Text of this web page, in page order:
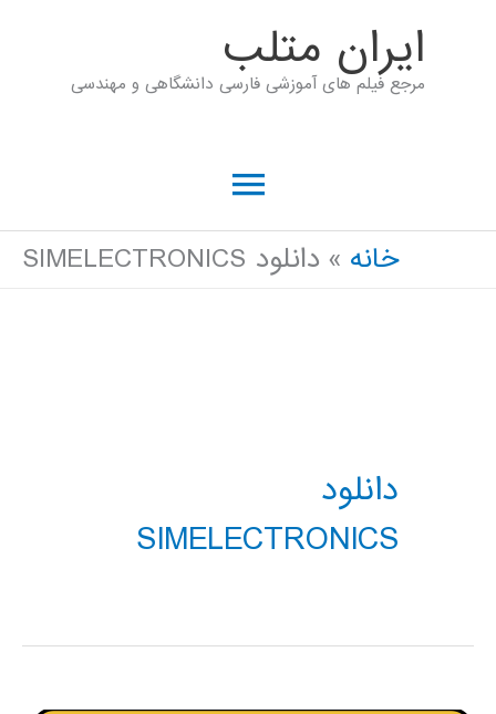
ايران متلب
مرجع فیلم های آموزشی فارسی دانشگاهی و مهندسی
فهرست
اصلی
خانه دانلود SIMELECTRONICS
دانلود
SIMELECTRONICS